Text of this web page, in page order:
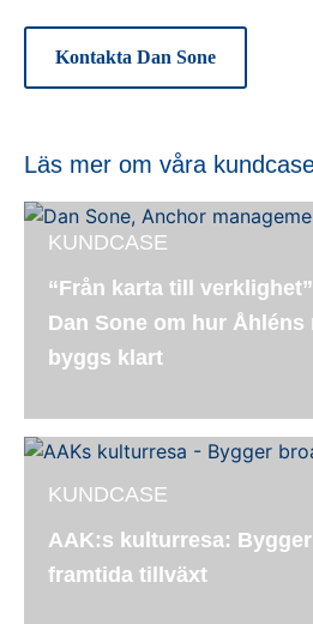
Kontakta Dan Sone
Läs mer om våra
KUNDCASE
“Från karta till
Dan Sone om hur Åhléns
byggs klart
KUNDCASE
AAK:s kulturresa:
framtida tillväxt